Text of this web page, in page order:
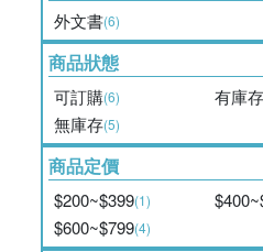
外文書(6)
商品狀態
可訂購(6) 有庫存
無庫存(5)
商品定價
$200~$399(1)
$600~$799(4)